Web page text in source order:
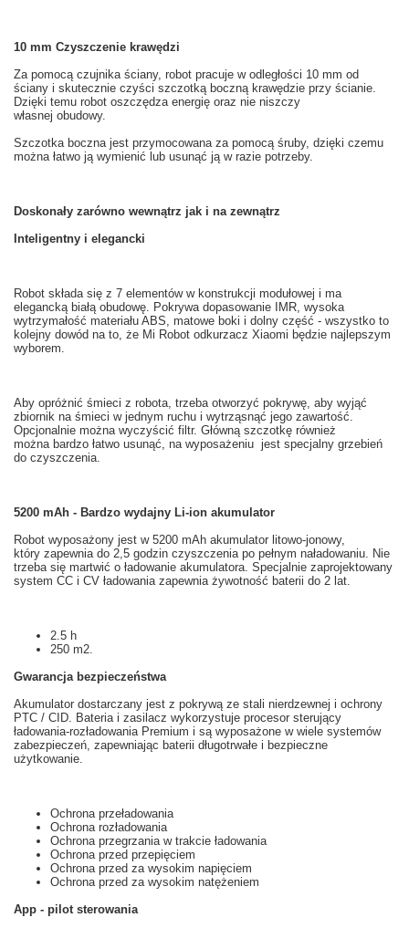
10 mm Czyszczenie krawędzi
Za pomocą czujnika ściany, robot pracuje w odległości 10 mm od
ściany i skutecznie czyści szczotką boczną krawędzie przy ścianie.
Dzięki temu robot oszczędza energię oraz nie niszczy
własnej obudowy.
Szczotka boczna jest przymocowana za pomocą śruby, dzięki czemu
można łatwo ją wymienić lub usunąć ją w razie potrzeby.
Doskonały zarówno wewnątrz jak i na zewnątrz
Inteligentny i elegancki
Robot składa się z 7 elementów w konstrukcji modułowej i ma
elegancką białą obudowę Pokrywa dopasowanie IMR , wysoka
wytrzymałość materiału ABS, matowe boki i dolny część - wszystko to
kolejny dowód na to , że Mi Robot odkurzacz Xiaomi będzie najlepszym
wyborem.
Aby opróżnić śmieci z robota , trzeba otworzyć pokrywę aby wyjąć
zbiornik na śmieci w jednym ruchu i wytrząsnąć jego zawartość.
Opcjonalnie można wyczyścić filtr. Główną szczotkę również
można bardzo łatwo usunąć , na wyposażeniu jest specjalny grzebień
do czyszczenia
5200 mAh - Bardzo wydajny Li-ion akumulator
Robot wyposażony jest w 5200 mAh akumulator litowo-jonowy,
który zapewnia do 2,5 godzin czyszczenia po pełnym naładowaniu
Nie
trzeba się martwić o ładowanie akumulatora Specjalnie zaprojektowany
system CC i CV ładowania zapewnia żywotność baterii do 2 lat
2.5 h
250 m2.
Gwarancja bezpieczeństwa
Akumulator dostarczany jest z pokrywą ze stali nierdzewnej i ochrony
PTC / CID Bateria i zasilacz wykorzystuje procesor sterujący
ładowania-rozładowania Premium i są wyposażone w wiele systemów
zabezpieczeń , zapewniając baterii długotrwałe i bezpieczne
użytkowanie
Ochrona przeładowania
Ochrona rozładowania
Ochrona przegrzania w trakcie ładowania
Ochrona przed przepięciem
Ochrona przed za wysokim napięciem
Ochrona przed za wysokim natężeniem
App - pilot sterowania